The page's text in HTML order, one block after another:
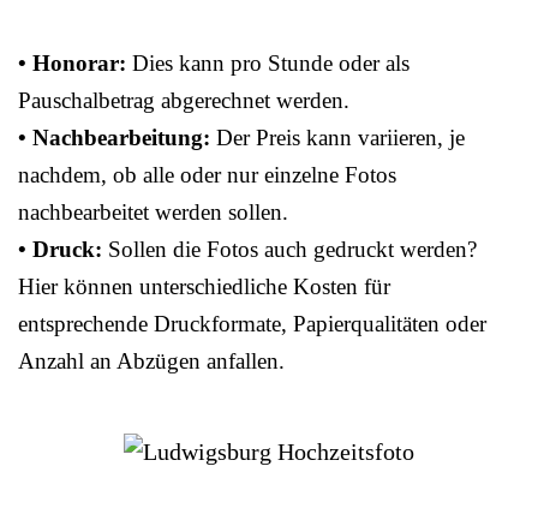
• Honorar: Dies kann pro Stunde oder als
Pauschalbetrag abgerechnet werden.
• Nachbearbeitung: Der Preis kann variieren, je
nachdem, ob alle oder nur einzelne Fotos
nachbearbeitet werden sollen.
• Druck: Sollen die Fotos auch gedruckt werden?
Hier können unterschiedliche Kosten für
entsprechende Druckformate, Papierqualitäten oder
Anzahl an Abzügen anfallen.